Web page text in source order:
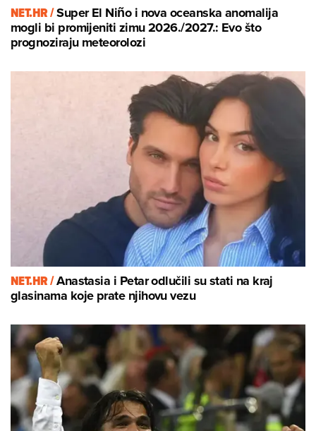
NET.HR /Super El Niño i nova oceanska anomalija
mogli bi promijeniti zimu 2026./2027.: Evo što
prognoziraju meteorolozi
NET.HR /Anastasia i Petar odlučili su stati na kraj
glasinama koje prate njihovu vezu